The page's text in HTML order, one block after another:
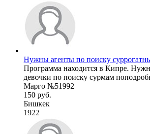
Нужны агенты по поиску
Программа находится в Кипре.
девочки по поиску сурмам
Марго №51992
150 руб.
Бишкек
1922